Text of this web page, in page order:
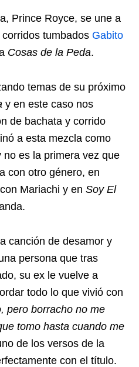
Prince Royce, se une a
tumbados Gabito
Cosas de la Peda.
temas de su próximo
y en este caso nos
de bachata y corrido
a esta mezcla como
no es la primera vez que
con otro género, en
Mariachi y en Soy El
canción de desamor y
persona que tras
su ex le vuelve a
todo lo que vivió con
pero borracho no me
tomo hasta cuando me
de los versos de la
con el título.